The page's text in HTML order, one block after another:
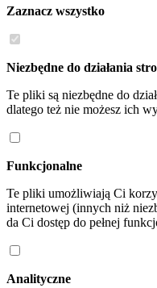
Zaznacz wszystko
Niezbędne do działania
Te pliki są niezbędne do
dlatego też nie możesz ich
Funkcjonalne
Te pliki umożliwiają Ci
internetowej (innych niż
da Ci dostęp do pełnej
Analityczne